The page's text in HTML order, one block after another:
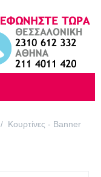
/ Κουρτίνες - Banner